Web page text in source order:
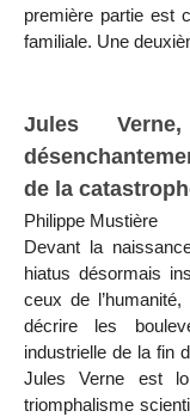
première partie est
familiale. Une
Jules
de la
Philippe Mustière
Devant la
hiatus désormais
ceux de
décrire les
industrielle de la fin
Jules Verne est
triomphalisme